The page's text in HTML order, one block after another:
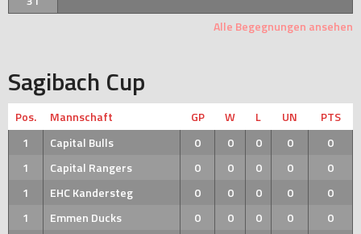
Alle Begegnungen ansehen
Sagibach Cup
Pos. Mannschaft GP W L UN
PTS
1
Capital Bulls 0 0 0 0
0
1
Capital Rangers 0 0 0 0
0
1
EHC Kandersteg 0 0 0 0
0
1
Emmen Ducks 0 0 0 0
0